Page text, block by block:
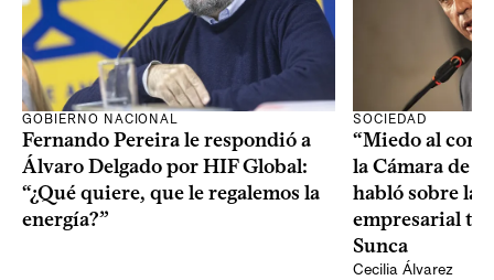
GOBIERNO NACIONAL
Fernando Pereira le respondió a
Álvaro Delgado por HIF Global:
“¿Qué quiere, que le regalemos la
energía?”
SOCIEDAD
“Miedo al
la Cámara de
habló sobre la
empresarial
Sunca
Cecilia Álvarez